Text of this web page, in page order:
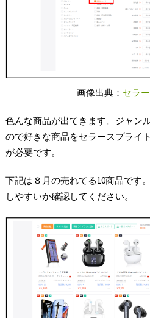
画像出典： セラ
色んな商品が出てきます。ジャン
ので好きな商品をセラースプライ
が必要です。
下記は８月の売れてる10商品です
しやすいか確認してください。